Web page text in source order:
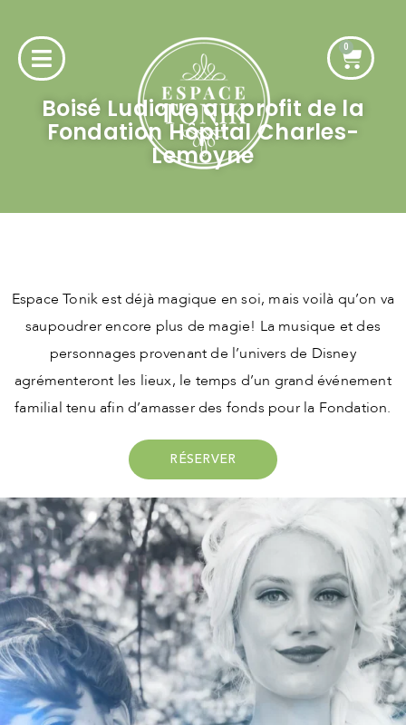
0
Boisé Ludique au profit de la
Fondation Hôpital Charles-
Lemoyne
Espace Tonik est déjà magique en soi, mais voilà qu’on va
saupoudrer encore plus de magie! La musique et des
personnages provenant de l’univers de Disney
agrémenteront les lieux, le temps d’un grand événement
familial tenu afin d’amasser des fonds pour la Fondation.
RÉSERVER